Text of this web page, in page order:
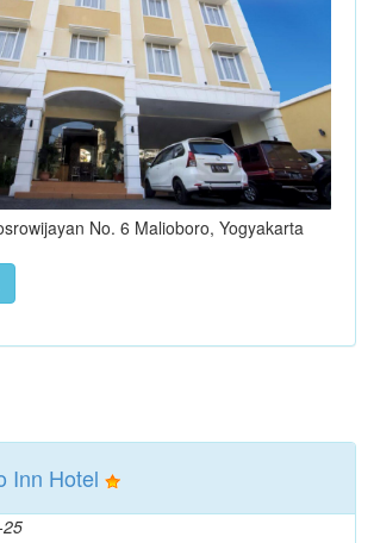
No. 6 Malioboro, Yogyakarta
Inn Hotel